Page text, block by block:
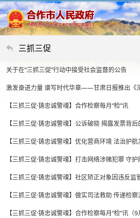
三抓三促
关于在“三抓三促”行动中接受社会监督的公告
【三抓三促·铸忠诚警魂】合作检察每月“检”讯
【三抓三促·铸忠诚警魂】社区矫正对象因违反监
【三抓三促·铸忠诚警魂】合作检察每月“检”讯（9